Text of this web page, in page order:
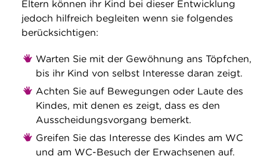
Eltern können ihr Kind bei dieser Entwicklung
jedoch hilfreich begleiten wenn sie folgendes
berücksichtigen:
Warten Sie mit der Gewöhnung ans Töpfchen,
bis ihr Kind von selbst Interesse daran zeigt.
Achten Sie auf Bewegungen oder Laute des
Kindes, mit denen es zeigt, dass es den
Ausscheidungsvorgang bemerkt.
Greifen Sie das Interesse des Kindes am WC
und am WC-Besuch der Erwachsenen auf.